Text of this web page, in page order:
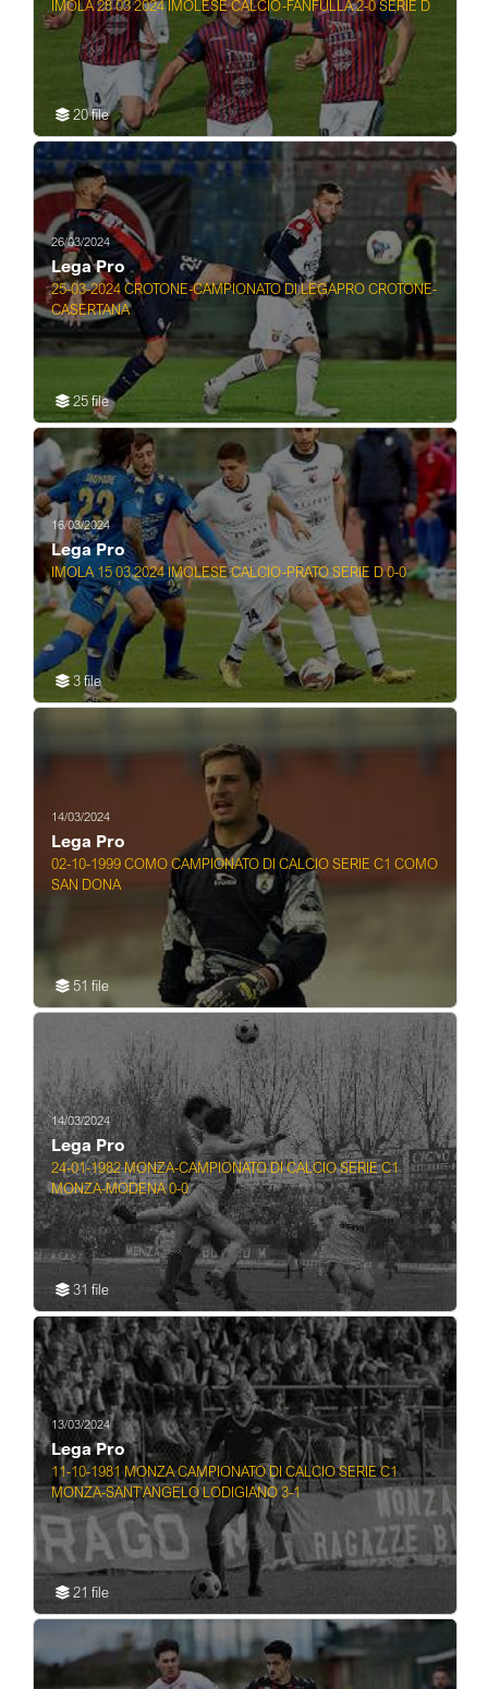
IMOLA 28 03 2024 IMOLESE CALCIO-FANFULLA 2-0 SERIE D
20 file
26/03/2024
Lega Pro
25-03-2024 CROTONE-CAMPIONATO DI LEGAPRO CROTONE-
CASERTANA
25 file
16/03/2024
Lega Pro
IMOLA 15 03 2024 IMOLESE CALCIO-PRATO SERIE D 0-0
3 file
14/03/2024
Lega Pro
02-10-1999 COMO CAMPIONATO DI CALCIO SERIE C1 COMO
SAN DONA
51 file
14/03/2024
Lega Pro
24-01-1982 MONZA-CAMPIONATO DI CALCIO SERIE C1
MONZA-MODENA 0-0
31 file
13/03/2024
Lega Pro
11-10-1981 MONZA CAMPIONATO DI CALCIO SERIE C1
MONZA-SANT'ANGELO LODIGIANO 3-1
21 file